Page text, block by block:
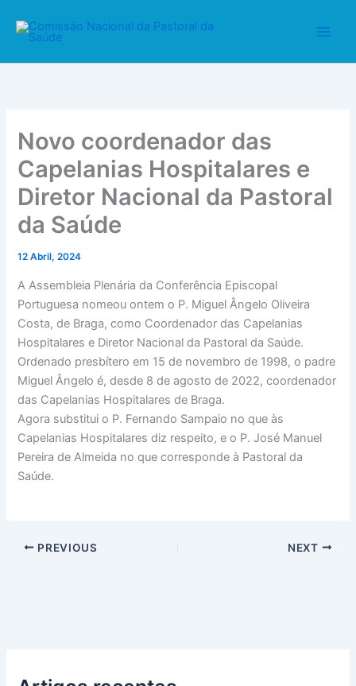
Novo coordenador das
Capelanias Hospitalares e
Diretor Nacional da Pastoral
da Saúde
12 Abril, 2024
A Assembleia Plenária da Conferência Episcopal
Portuguesa nomeou ontem o P. Miguel Ângelo Oliveira
Costa, de Braga, como Coordenador das Capelanias
Hospitalares e Diretor Nacional da Pastoral da Saúde.
Ordenado presbítero em 15 de novembro de 1998, o padre
Miguel Ângelo é, desde 8 de agosto de 2022, coordenador
das Capelanias Hospitalares de Braga.
Agora substitui o P. Fernando Sampaio no que às
Capelanias Hospitalares diz respeito, e o P. José Manuel
Pereira de Almeida no que corresponde à Pastoral da
Saúde.
PREVIOUS NEXT
r